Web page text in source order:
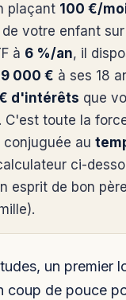
plaçant 100 €/
de votre enfant
à 6 %/an, il
000 € à ses 18
d'intérêts que
C'est toute la
conjuguée au
ci-
esprit de bon père
un premier
coup de pouce